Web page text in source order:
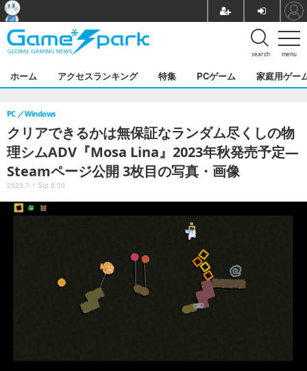
menu
search
ホーム アクセスランキング 特集 PCゲーム 家庭用ゲー
クリアできるかは無保証なランダム尽くしの物
理シムADV『Mosa Lina』2023年秋発売予定―
Steamページ公開 3枚目の写真・画像
PC Windows
2023.7.1 Sat 8:00